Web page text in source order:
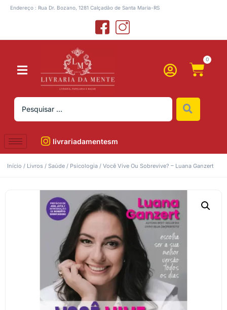
Endereço : Rua Dr. Bozano, 1281 Calçadão de Santa Maria-RS
0
livrariadamentesm
Início / Livros / Saúde / Psicologia / Você Vive Ou Sobrevive? – Luana Ganzert